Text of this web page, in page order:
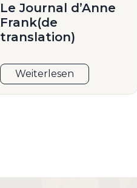
Le Journal d’Anne
Frank(de
translation)
Weiterlesen